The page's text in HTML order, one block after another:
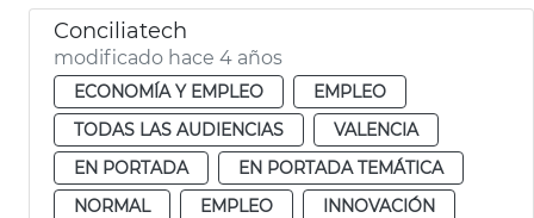
Conciliatech
modificado hace 4 años
ECONOMÍA Y EMPLEO
EMPLEO
TODAS LAS AUDIENCIAS
VALENCIA
EN PORTADA
EN PORTADA TEMÁTICA
NORMAL
EMPLEO
INNOVACIÓN